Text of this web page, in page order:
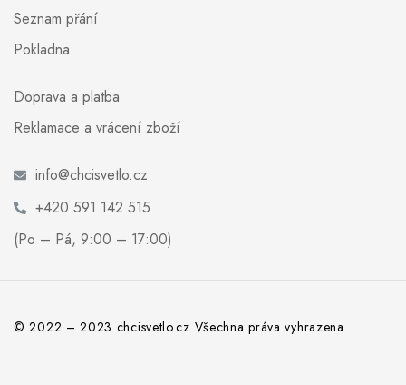
Seznam přání
Pokladna
Doprava a platba
Reklamace a vrácení zboží
info@chcisvetlo.cz
+420 591 142 515
(Po – Pá, 9:00 – 17:00)
© 2022 – 2023 chcisvetlo.cz Všechna práva vyhrazena.